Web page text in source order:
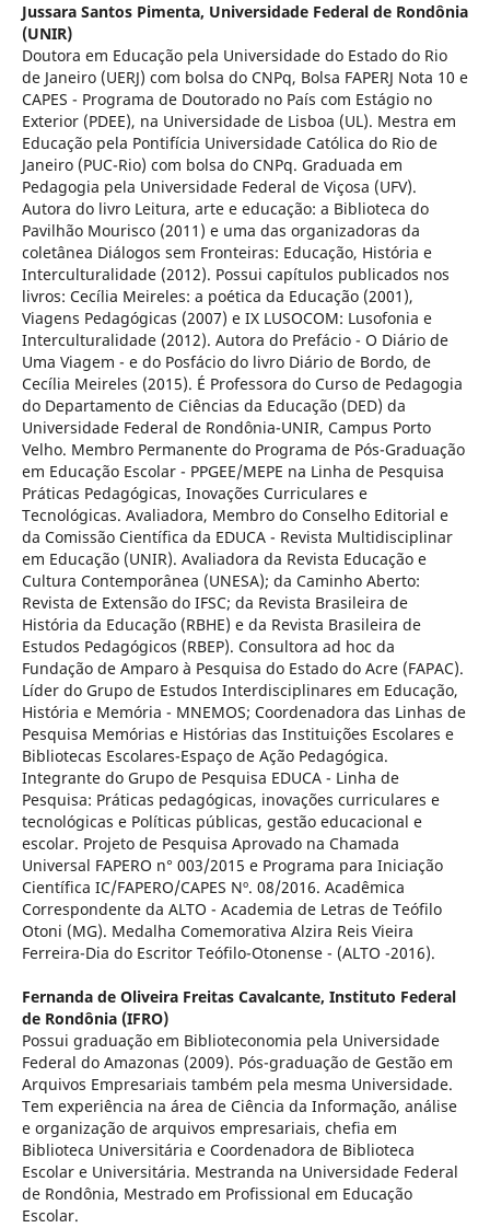
Jussara Santos Pimenta, Universidade Federal de Rondônia
(UNIR)
Doutora em Educação pela Universidade do Estado do Rio
de Janeiro (UERJ) com bolsa do CNPq, Bolsa FAPERJ Nota 10 e
CAPES - Programa de Doutorado no País com Estágio no
Exterior (PDEE), na Universidade de Lisboa (UL). Mestra em
Educação pela Pontifícia Universidade Católica do Rio de
Janeiro (PUC-Rio) com bolsa do CNPq. Graduada em
Pedagogia pela Universidade Federal de Viçosa (UFV).
Autora do livro Leitura, arte e educação: a Biblioteca do
Pavilhão Mourisco (2011) e uma das organizadoras da
coletânea Diálogos sem Fronteiras: Educação, História e
Interculturalidade (2012). Possui capítulos publicados nos
livros: Cecília Meireles: a poética da Educação (2001),
Viagens Pedagógicas (2007) e IX LUSOCOM: Lusofonia e
Interculturalidade (2012). Autora do Prefácio - O Diário de
Uma Viagem - e do Posfácio do livro Diário de Bordo, de
Cecília Meireles (2015). É Professora do Curso de Pedagogia
do Departamento de Ciências da Educação (DED) da
Universidade Federal de Rondônia-UNIR, Campus Porto
Velho. Membro Permanente do Programa de Pós-Graduação
em Educação Escolar - PPGEE/MEPE na Linha de Pesquisa
Práticas Pedagógicas, Inovações Curriculares e
Tecnológicas. Avaliadora, Membro do Conselho Editorial e
da Comissão Científica da EDUCA - Revista Multidisciplinar
em Educação (UNIR). Avaliadora da Revista Educação e
Cultura Contemporânea (UNESA); da Caminho Aberto:
Revista de Extensão do IFSC; da Revista Brasileira de
História da Educação (RBHE) e da Revista Brasileira de
Estudos Pedagógicos (RBEP). Consultora ad hoc da
Fundação de Amparo à Pesquisa do Estado do Acre (FAPAC).
Líder do Grupo de Estudos Interdisciplinares em Educação,
História e Memória - MNEMOS; Coordenadora das Linhas de
Pesquisa Memórias e Histórias das Instituições Escolares e
Bibliotecas Escolares-Espaço de Ação Pedagógica.
Integrante do Grupo de Pesquisa EDUCA - Linha de
Pesquisa: Práticas pedagógicas, inovações curriculares e
tecnológicas e Políticas públicas, gestão educacional e
escolar. Projeto de Pesquisa Aprovado na Chamada
Universal FAPERO n° 003/2015 e Programa para Iniciação
Científica IC/FAPERO/CAPES Nº. 08/2016. Acadêmica
Correspondente da ALTO - Academia de Letras de Teófilo
Otoni (MG). Medalha Comemorativa Alzira Reis Vieira
Ferreira-Dia do Escritor Teófilo-Otonense - (ALTO -2016).
Fernanda de Oliveira Freitas Cavalcante, Instituto Federal
de Rondônia (IFRO)
Possui graduação em Biblioteconomia pela Universidade
Federal do Amazonas (2009). Pós-graduação de Gestão em
Arquivos Empresariais também pela mesma Universidade.
Tem experiência na área de Ciência da Informação, análise
e organização de arquivos empresariais, chefia em
Biblioteca Universitária e Coordenadora de Biblioteca
Escolar e Universitária. Mestranda na Universidade Federal
de Rondônia, Mestrado em Profissional em Educação
Escolar.